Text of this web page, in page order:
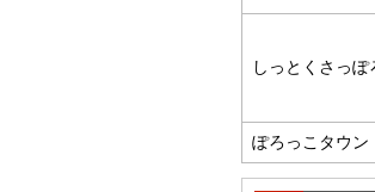
しっとくさっぽ
ぽろっこタウン